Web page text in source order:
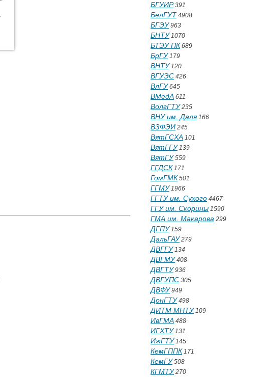
БГУИР391
БелГУТ 4908
БГЭУ963
БНТУ1070
БТЭУ ПК 689
БрГУ179
ВНТУ120
ВГУЭС 426
ВлГУ645
ВМедА 611
ВолгГТУ235
ВНУ им. Даля166
ВЗФЭИ 245
ВятГСХА 101
ВятГГУ139
ВятГУ559
ГГДСК 171
ГомГМК 501
ГГМУ1966
ГГТУ им. Сухого 4467
ГГУ им. Скорины 1590
ГМА им. Макарова 299
ДГПУ159
ДальГАУ279
ДВГГУ134
ДВГМУ408
ДВГТУ936
ДВГУПС 305
ДВФУ949
ДонГТУ498
ДИТМ МНТУ109
ИвГМА 488
ИГХТУ131
ИжГТУ145
КемГППК 171
КемГУ508
КГМТУ270